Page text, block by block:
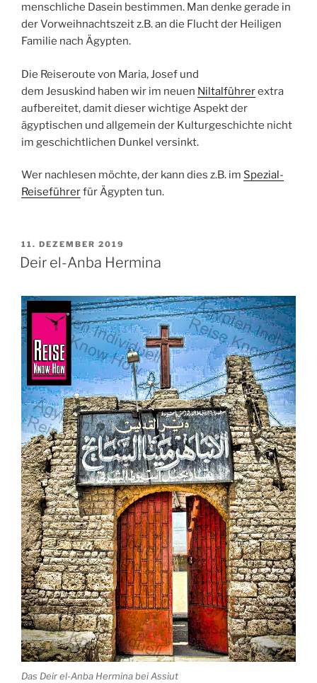
menschliche Dasein bestimmen. Man denke gerade in
der Vorweihnachtszeit z.B. an die Flucht der Heiligen
Familie nach Ägypten.
Die Reiseroute von Maria,Josef und
dem Jesuskind haben wir im neuen Niltalführerextra
aufbereitet, damit dieser wichtige Aspekt der
ägyptischen und allgemein der Kulturgeschichte nicht
im geschichtlichen Dunkel versinkt.
Wer nachlesen möchte, der kann dies z.B. im Spezial-
Reiseführerfür Ägypten tun.
VERÖFFENTLICHT
AM
11. DEZEMBER 2019
Deir el-Anba Hermina
Das Deir el-Anba Hermina bei Assiut